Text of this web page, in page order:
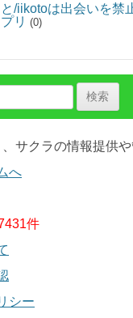
/iikotoは出会いを禁
リ (0)
サクラの情報提供
へ
件
シー